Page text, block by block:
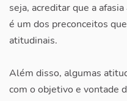
seja, acreditar que a
é um dos preconceitos
atitudinais.
Além disso, algumas
com o objetivo e vontade